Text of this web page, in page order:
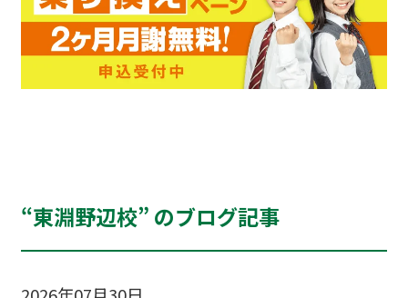
“東淵野辺校” のブログ記事